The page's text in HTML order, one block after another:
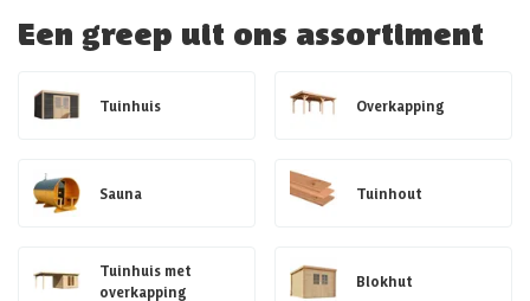
Een greep uit ons assortiment
Tuinhuis Overkapping
Sauna Tuinhout
Tuinhuis met
overkapping
Blokhut